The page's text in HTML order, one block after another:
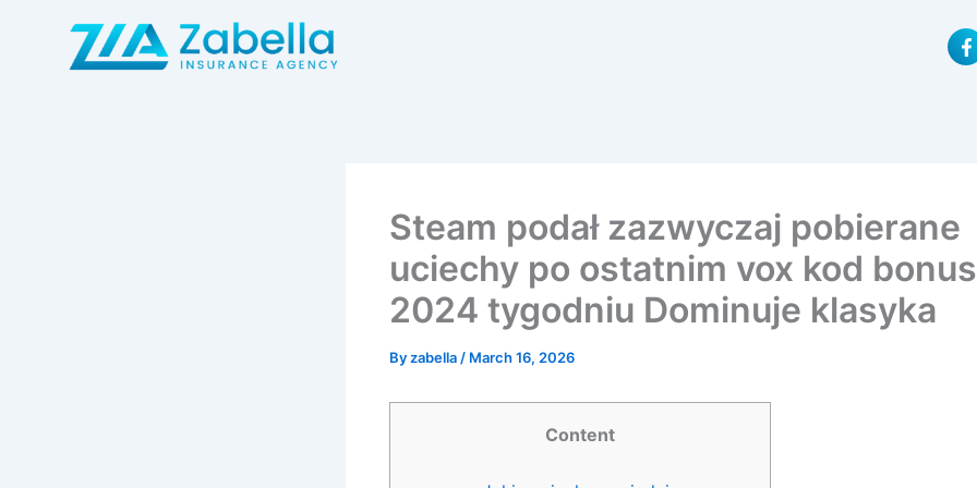
F
a
Steam podał zazwyczaj pobierane
uciechy po ostatnim vox kod
2024 tygodniu Dominuje klasyka
Byzabella / March 16, 2026
Content